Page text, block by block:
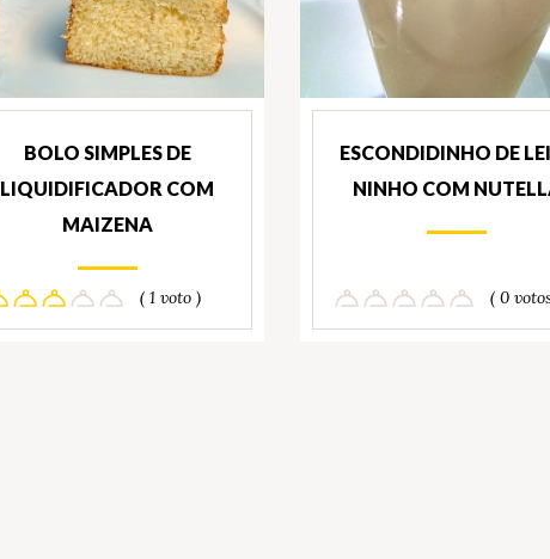
BOLO SIMPLES DE
LIQUIDIFICADOR COM
MAIZENA
( 1 voto )
ESCONDIDINHO DE
NINHO COM
( 0